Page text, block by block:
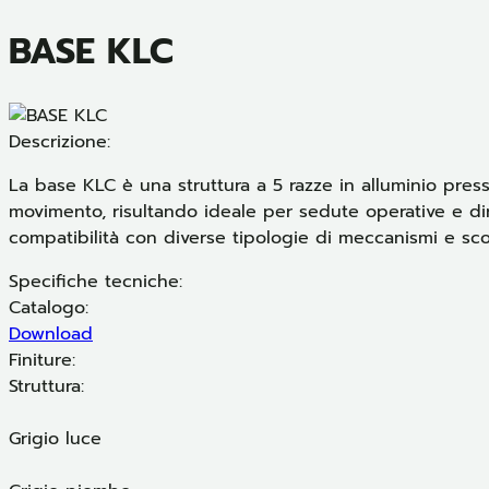
BASE KLC
Descrizione:
La base KLC è una struttura a 5 razze in alluminio
movimento, risultando ideale per sedute operative e
compatibilità con diverse tipologie di meccanismi e
Specifiche tecniche:
Catalogo:
Download
Finiture:
Struttura:
Grigio luce